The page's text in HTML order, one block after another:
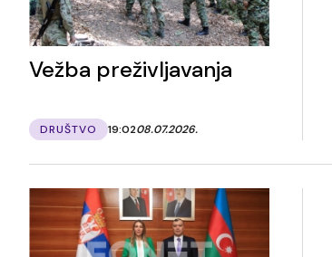
Vežba preživljavanja
DRUŠTVO 19:0208.07.2026.